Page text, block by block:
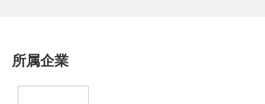
所属企業